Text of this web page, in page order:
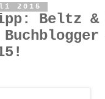
2015
Beltz &